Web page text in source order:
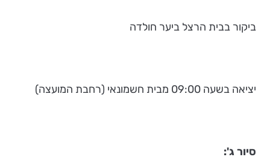
ביקור בבית הרצל ביער חולדה
יציאה בשעה 09:00 מבית חשמונאי (רחבת המועצה)
סיור ג':